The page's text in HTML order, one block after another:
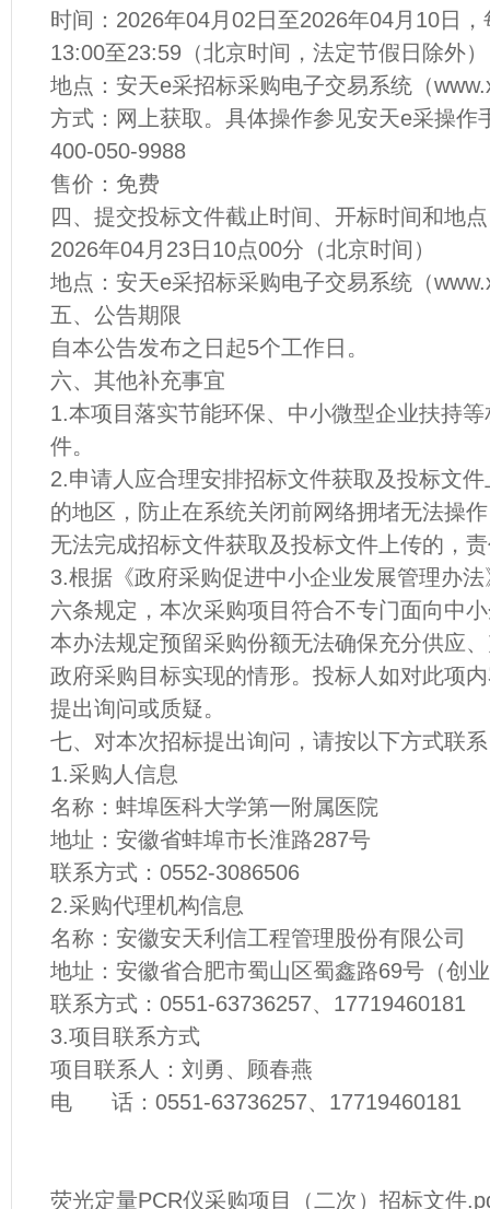
时间：2026年04月02日至2026年04月10日
13:00至23:59（北京时间，法定节假日除外）
地点：安天e采招标采购电子交易系统（
方式：网上获取。具体操作参见安天e采操作
400-050-9988
售价：免费
四、提交投标文件截止时间、开标时间和地点
2026年04月23日10点00分（北京时间）
地点：安天e采招标采购电子交易系统（
五、公告期限
自本公告发布之日起5个工作日。
六、其他补充事宜
1.本项目落实节能环保、中小微型企业扶持
件。
2.申请人应合理安排招标文件获取及投标文
的地区，防止在系统关闭前网络拥堵无法操
无法完成招标文件获取及投标文件上传的，
3.根据《政府采购促进中小企业发展管理办
六条规定，本次采购项目符合不专门面向中
本办法规定预留采购份额无法确保充分供应
政府采购目标实现的情形。投标人如对此项
提出询问或质疑。
七、对本次招标提出询问，请按以下方式联
1.采购人信息
名称：蚌埠医科大学第一附属医院
地址：安徽省蚌埠市长淮路287号
联系方式：0552-3086506
2.采购代理机构信息
名称：安徽安天利信工程管理股份有限公司
地址：安徽省合肥市蜀山区蜀鑫路69号（创
联系方式：0551-63736257、17719460181
3.项目联系方式
项目联系人：刘勇、顾春燕
电 话：0551-63736257、17719460181
荧光定量PCR仪采购项目（二次）招标文件